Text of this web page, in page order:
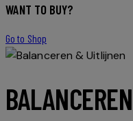
WANT TO BUY?
Go to Shop